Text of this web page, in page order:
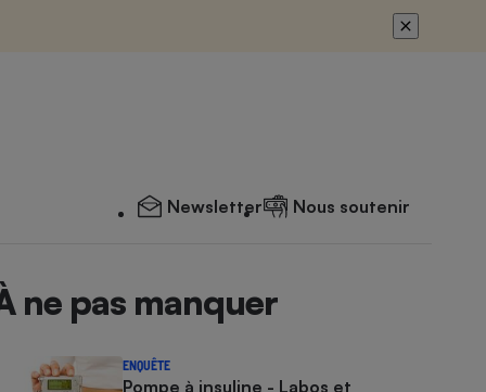
Newsletter Nous soutenir
ne pas manquer
ENQUÊTE
Pompe à insuline - Labos et